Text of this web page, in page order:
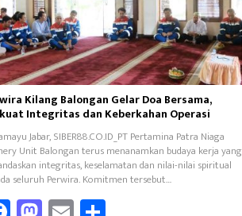
Kilang Balongan Gelar Doa Bersama,
Integritas dan Keberkahan Operasi
Jabar, SIBER88.CO.ID_PT Pertamina Patra Niaga
Unit Balongan terus menanamkan budaya kerja yang
integritas, keselamatan dan nilai-nilai spiritual
seluruh Perwira. Komitmen tersebut…